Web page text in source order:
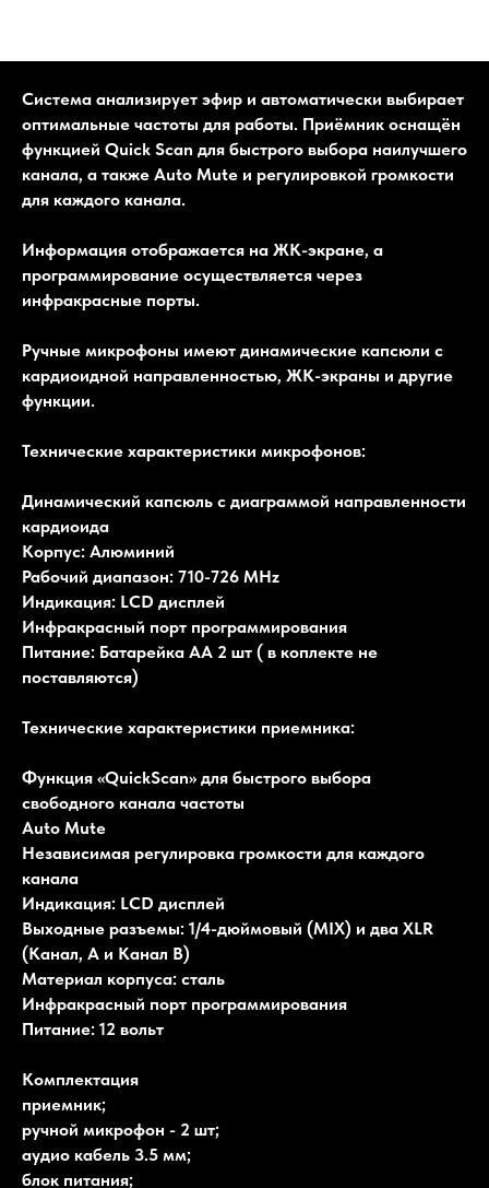
Система анализирует эфир и автоматически выбирает
оптимальные частоты для работы. Приёмник оснащён
функцией Quick Scan для быстрого выбора наилучшего
канала, а также Auto Mute и регулировкой громкости
для каждого канала.
Информация отображается на ЖК-экране, а
программирование осуществляется через
инфракрасные порты.
Ручные микрофоны имеют динамические капсюли с
кардиоидной направленностью, ЖК-экраны и другие
функции.
Технические характеристики микрофонов:
Динамический капсюль c диаграммой направленности
кардиоида
Корпус: Алюминий
Рабочий диапазон: 710-726 MHz
Индикация: LCD дисплей
Инфракрасный порт программирования
Питание: Батарейка AA 2 шт ( в коплекте не
поставляются)
Технические характеристики приемника:
Функция «QuickScan» для быстрого выбора
свободного канала частоты
Auto Mute
Независимая регулировка громкости для каждого
канала
Индикация: LCD дисплей
Выходные разъемы: 1/4-дюймовый (MIX) и два XLR
(Канал, А и Канал B)
Материал корпуса: сталь
Инфракрасный порт программирования
Питание: 12 вольт
Комплектация
приемник;
ручной микрофон - 2 шт;
аудио кабель 3.5 мм;
блок питания;